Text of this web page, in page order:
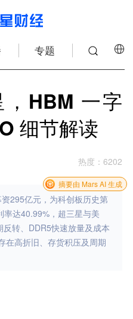
专题
HBM 一字
细节解读
热度 ：6202
295亿元，为科创板历史第
率达40.99%，超三星与美
转、DDR5快速放量及成本
在高折旧、存货积压及周期
摘要由 Mars AI 生成